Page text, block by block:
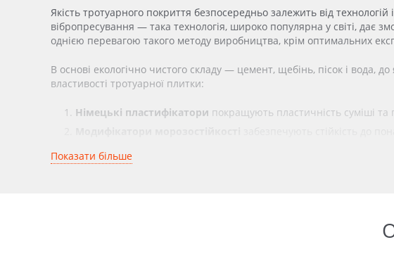
Якість тротуарного покриття безпосередньо залежить від
вібропресування — така технологія, широко популярна у світі, дає
однією перевагою такого методу виробництва, крім оптимальних
В основі екологічно чистого складу — цемент, щебінь, пісок і вода,
властивості тротуарної плитки:
Німецькі пластифікатори покращують пластичність суміші та
Гідрофобні добавки
глибинному рівні.
Показати більше